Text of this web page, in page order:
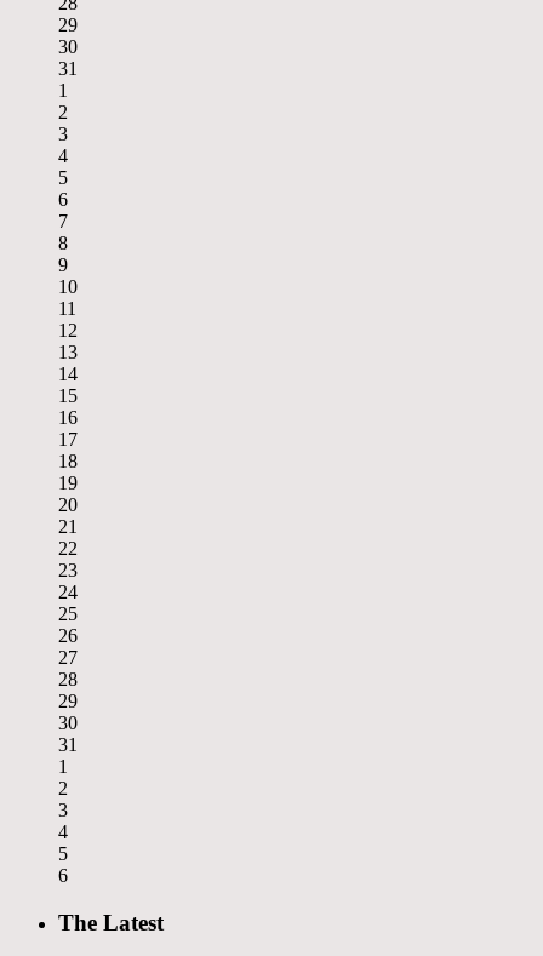
29
30
31
1
2
3
4
5
6
7
8
9
10
11
12
13
14
15
16
17
18
19
20
21
22
23
24
25
26
27
28
29
30
31
1
2
3
4
5
6
The Latest